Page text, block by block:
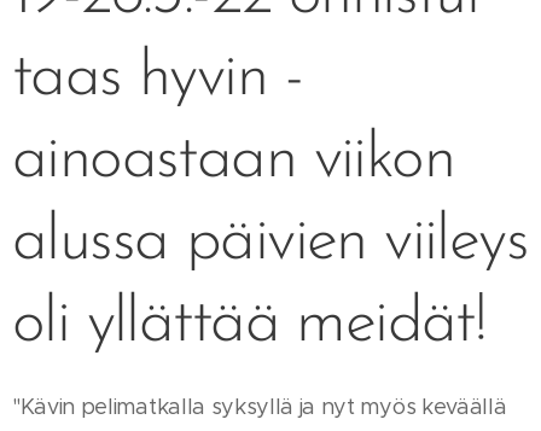
taas hyvin -
ainoastaan viikon
alussa päivien viileys
oli yllättää meidät!
"Kävin pelimatkalla syksyllä ja nyt myös keväällä